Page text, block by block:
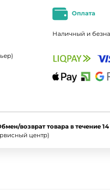
Оплата
Наличный и
возврат товара в течение
центр)